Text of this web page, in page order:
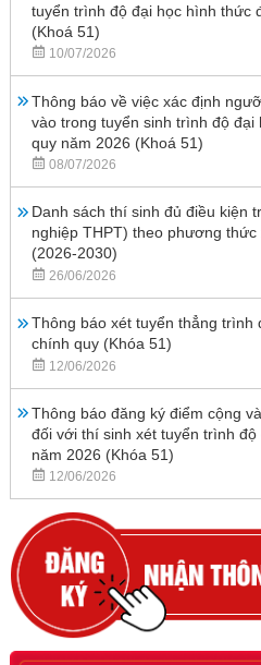
tuyển trình độ đại học hình thức
(Khoá 51)
10/07/2026
Thông báo về việc xác định
vào trong tuyển sinh trình độ
quy năm 2026 (Khoá 51)
08/07/2026
Danh sách thí sinh đủ điều kiện
nghiệp THPT) theo phương
(2026-2030)
26/06/2026
Thông báo xét tuyển thẳng
chính quy (Khóa 51)
12/06/2026
Thông báo đăng ký điểm cộng
đối với thí sinh xét tuyển trình
năm 2026 (Khóa 51)
12/06/2026